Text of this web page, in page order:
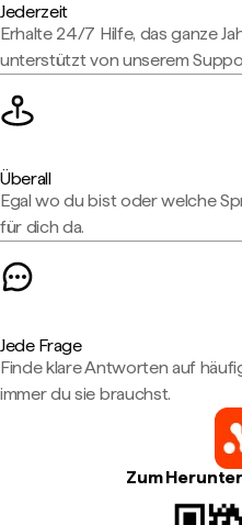
Jederzeit
Erhalte 24/7 Hilfe, das ganze
unterstützt von unserem
Überall
Egal wo du bist oder welche
für dich da.
Jede Frage
Finde klare Antworten auf
immer du sie brauchst.
Zum